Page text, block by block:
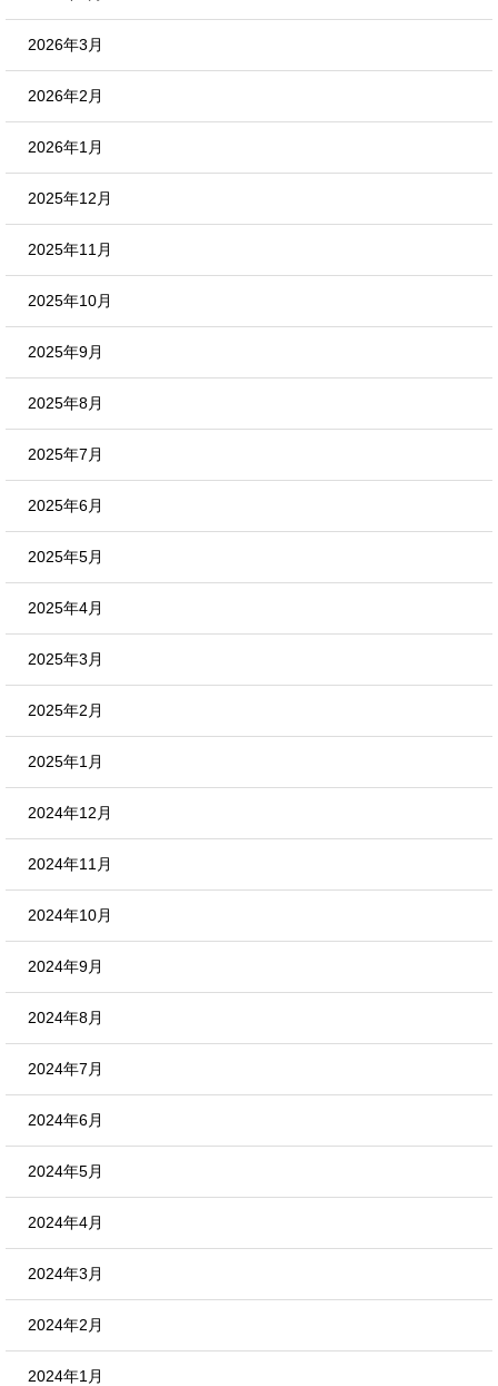
2026年3月
2026年2月
2026年1月
2025年12月
2025年11月
2025年10月
2025年9月
2025年8月
2025年7月
2025年6月
2025年5月
2025年4月
2025年3月
2025年2月
2025年1月
2024年12月
2024年11月
2024年10月
2024年9月
2024年8月
2024年7月
2024年6月
2024年5月
2024年4月
2024年3月
2024年2月
2024年1月